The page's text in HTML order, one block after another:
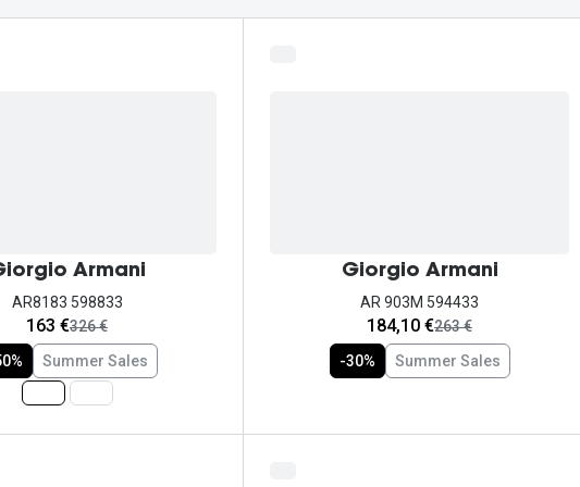
Ver todas
Todas as marcas
Armani
AR8183 598833
agora:
163 €era:
326 €
Summer Sales
Giorgio Armani
AR 903M 594433
agora:
184,10 €era:
263 €
-30%
Summer Sales